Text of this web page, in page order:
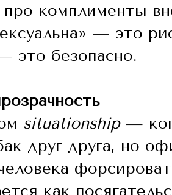
про комплименты
— это
это безопасно.
situationship—
друг друга, но
как